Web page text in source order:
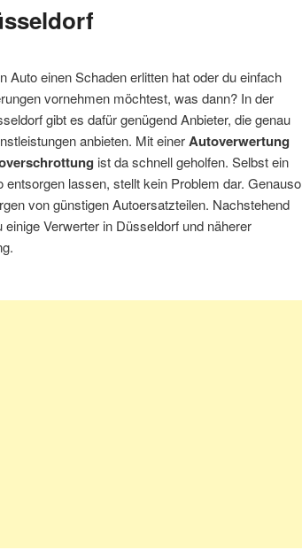
Auto einen Schaden erlitten hat oder du einfach
vornehmen möchtest, was dann? In der
gibt es dafür genügend Anbieter, die genau
anbieten. Mit einer Autoverwertung
ist da schnell geholfen. Selbst ein
entsorgen lassen, stellt kein Problem dar. Genauso
von günstigen Autoersatzteilen. Nachstehend
einige Verwerter in Düsseldorf und näherer